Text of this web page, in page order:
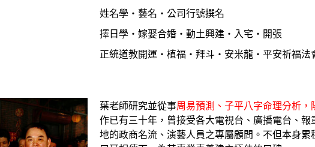
姓名學‧藝名‧公司行號撰名
擇日學‧嫁娶合婚‧動土興建‧入宅‧開張
正統道教開運‧植福‧拜斗‧安米龍‧平安祈福法
葉老師研究並從事周易預測、子平八字命理分析
作已有三十年，曾接受各大電視台、廣播電台、
地的政商名流、演藝人員之專屬顧問。不但本身